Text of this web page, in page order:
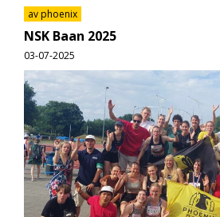
av phoenix
NSK Baan 2025
03-07-2025